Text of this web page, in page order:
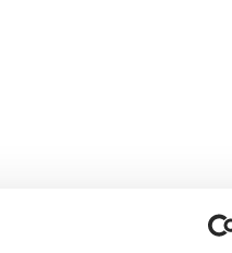
waarbij een hoger